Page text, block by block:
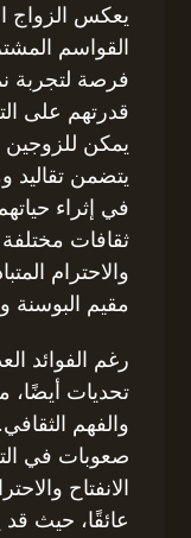
يعكس الزواج
القواسم
فرصة لتجربة
قدرتهم على
يمكن للزوجين
يتضمن تقاليد
في إثراء
ثقافات
والاحترام
مقيم البوسنة
رغم الفوائد
تحديات أيضًا،
والفهم
صعوبات في
الانفتاح
عائقًا، حيث